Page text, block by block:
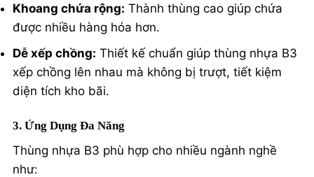
Khoang chứa rộng: Thành thùng cao giúp chứa
được nhiều hàng hóa hơn.
Dễ xếp chồng: Thiết kế chuẩn giúp thùng nhựa B3
xếp chồng lên nhau mà không bị trượt, tiết kiệm
diện tích kho bãi.
3. Ứng Dụng Đa Năng
Thùng nhựa B3 phù hợp cho nhiều ngành nghề
như: